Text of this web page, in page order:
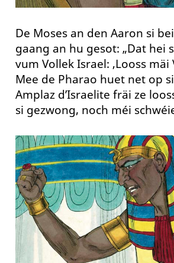
De Moses an den Aaron si
gaang an hu gesot: „Dat hei
vum Vollek Israel: ‚Looss mäi
Mee de Pharao huet net op
Amplaz d’Israelite fräi ze
si gezwong, noch méi